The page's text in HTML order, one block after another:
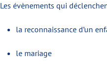
Les évènements qui
la reconnaissance d’un
le mariage